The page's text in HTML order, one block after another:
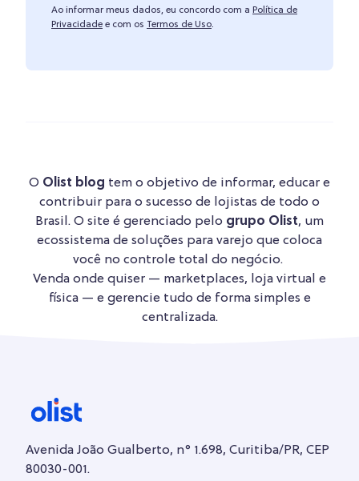
Ao informar meus dados, eu concordo com a Política de
Privacidade e com os Termos de Uso.
O Olist blog tem o objetivo de informar, educar e
contribuir para o sucesso de lojistas de todo o
Brasil. O site é gerenciado pelo grupo Olist, um
ecossistema de soluções para varejo que coloca
você no controle total do negócio.
Venda onde quiser — marketplaces, loja virtual e
física — e gerencie tudo de forma simples e
centralizada.
Avenida João Gualberto, n° 1.698, Curitiba/PR, CEP
80030-001.